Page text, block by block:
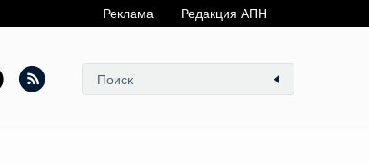
Реклама Редакция АПН